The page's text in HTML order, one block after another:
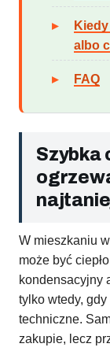
albo
FAQ
Szybka
W mieszkaniu
może być
kondensacyjny
tylko wtedy,
techniczne.
zakupie, lecz